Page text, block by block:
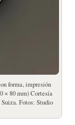
forma, impresión
× 80 mm) Cortesía
Fotos: Studio